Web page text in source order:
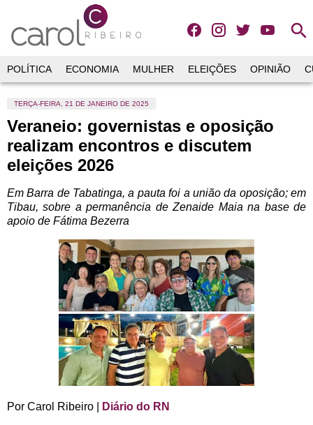
search
POLÍTICA ECONOMIA MULHER ELEIÇÕES OPINIÃO
TERÇA-FEIRA, 21 DE JANEIRO DE 2025
Veraneio: governistas e oposição
realizam encontros e discutem
eleições 2026
Em Barra de Tabatinga, a pauta foi a união da oposição; em
Tibau, sobre a permanência de Zenaide Maia na base de
apoio de Fátima Bezerra
Por Carol Ribeiro | Diário do RN